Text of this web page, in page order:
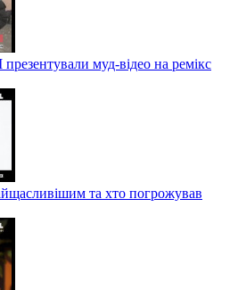
муд-відео на ремікс
та хто погрожував